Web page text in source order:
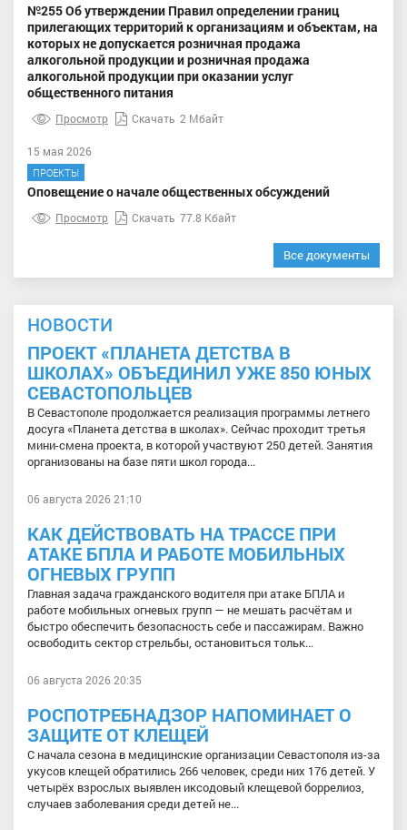
№255 Об утверждении Правил определении границ
прилегающих территорий к организациям и объектам, на
которых не допускается розничная продажа
алкогольной продукции и розничная продажа
алкогольной продукции при оказании услуг
общественного питания
Просмотр Скачать 2 Мбайт
15 мая 2026
ПРОЕКТЫ
Оповещение о начале общественных обсуждений
Просмотр Скачать 77.8 Кбайт
Все документы
НОВОСТИ
ПРОЕКТ «ПЛАНЕТА ДЕТСТВА В
ШКОЛАХ» ОБЪЕДИНИЛ УЖЕ 850 ЮНЫХ
СЕВАСТОПОЛЬЦЕВ
В Севастополе продолжается реализация программы летнего
досуга «Планета детства в школах». Сейчас проходит третья
мини-смена проекта, в которой участвуют 250 детей. Занятия
организованы на базе пяти школ города...
06 августа 2026 21:10
КАК ДЕЙСТВОВАТЬ НА ТРАССЕ ПРИ
АТАКЕ БПЛА И РАБОТЕ МОБИЛЬНЫХ
ОГНЕВЫХ ГРУПП
Главная задача гражданского водителя при атаке БПЛА и
работе мобильных огневых групп — не мешать расчётам и
быстро обеспечить безопасность себе и пассажирам. Важно
освободить сектор стрельбы, остановиться тольк...
06 августа 2026 20:35
РОСПОТРЕБНАДЗОР НАПОМИНАЕТ О
ЗАЩИТЕ ОТ КЛЕЩЕЙ
С начала сезона в медицинские организации Севастополя из-за
укусов клещей обратились 266 человек, среди них 176 детей. У
четырёх взрослых выявлен иксодовый клещевой боррелиоз,
случаев заболевания среди детей не...